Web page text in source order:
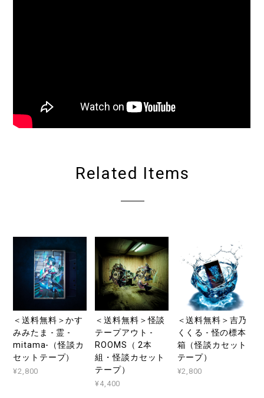
Related Items
＜送料無料＞かす
みみたま - 霊 -
mitama-（怪談カ
セットテープ）
¥2,800
＜送料無料＞怪談
テープアウト -
ROOMS（ 2本
組・怪談カセット
テープ）
¥4,400
＜送料無料＞吉乃
くくる - 怪の標本
箱（怪談カセット
テープ）
¥2,800